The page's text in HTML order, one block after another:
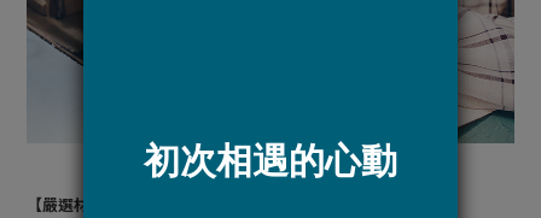
【嚴選材質】